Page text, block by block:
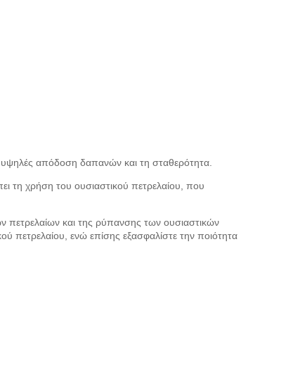
απόδοση δαπανών και τη σταθερότητα.
τη χρήση του ουσιαστικού πετρελαίου, που
πετρελαίων και της ρύπανσης των ουσιαστικών
πετρελαίου, ενώ επίσης εξασφαλίστε την ποιότητα